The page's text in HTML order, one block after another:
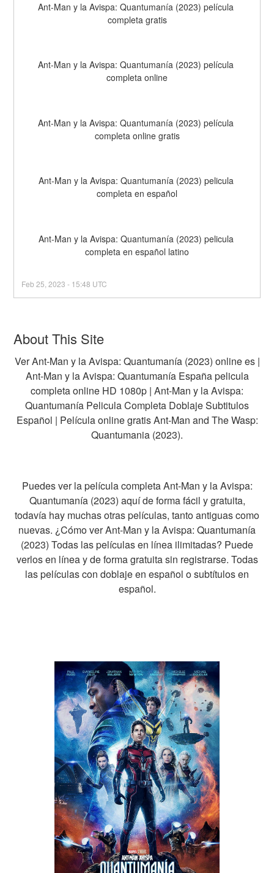
Ant-Man y la Avispa: Quantumanía (2023) película
completa gratis
Ant-Man y la Avispa: Quantumanía (2023) película
completa online
Ant-Man y la Avispa: Quantumanía (2023) película
completa online gratis
Ant-Man y la Avispa: Quantumanía (2023) pelicula
completa en español
Ant-Man y la Avispa: Quantumanía (2023) pelicula
completa en español latino
Feb25 ,2023 - 15:48 UTC
About This Site
Ver Ant-Man y la Avispa: Quantumanía (2023) online es |
Ant-Man y la Avispa: Quantumanía España pelicula
completa online HD 1080p | Ant-Man y la Avispa:
Quantumanía Pelicula Completa Doblaje Subtitulos
Español | Película online gratis Ant-Man and The Wasp:
Quantumania (2023).
Puedes ver la película completa Ant-Man y la Avispa:
Quantumanía (2023) aquí de forma fácil y gratuita,
todavía hay muchas otras películas, tanto antiguas como
nuevas. ¿Cómo ver Ant-Man y la Avispa: Quantumanía
(2023) Todas las películas en línea ilimitadas? Puede
verlos en línea y de forma gratuita sin registrarse. Todas
las películas con doblaje en español o subtítulos en
español.